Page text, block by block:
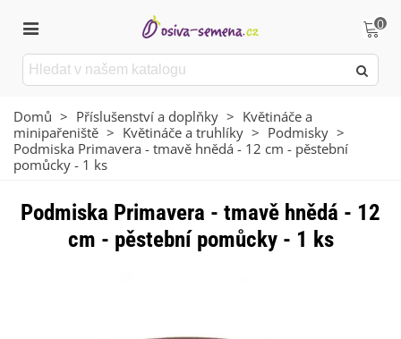
0
Domů > Příslušenství a doplňky > Květináče a
minipařeniště > Květináče a truhlíky > Podmisky >
Podmiska Primavera - tmavě hnědá - 12 cm - pěstební
pomůcky - 1 ks
Podmiska Primavera - tmavě hnědá - 12
cm - pěstební pomůcky - 1 ks